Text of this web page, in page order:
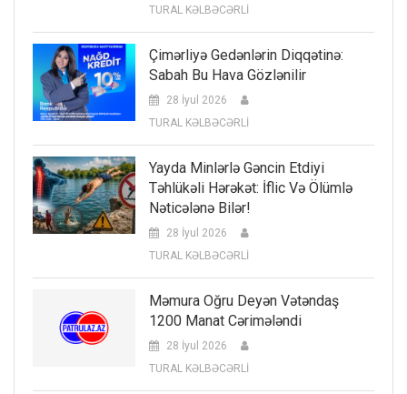
TURAL KƏLBƏCƏRLİ
Çimərliyə Gedənlərin Diqqətinə:
Sabah Bu Hava Gözlənilir
28 İyul 2026
TURAL KƏLBƏCƏRLİ
Yayda Minlərlə Gəncin Etdiyi
Təhlükəli Hərəkət: İflic Və Ölümlə
Nəticələnə Bilər!
28 İyul 2026
TURAL KƏLBƏCƏRLİ
Məmura Oğru Deyən Vətəndaş
1200 Manat Cərimələndi
28 İyul 2026
TURAL KƏLBƏCƏRLİ